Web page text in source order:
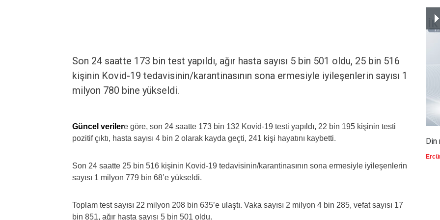
Son 24 saatte 173 bin test yapıldı, ağır hasta sayısı 5 bin 501 oldu, 25 bin 516
kişinin Kovid-19 tedavisinin/karantinasının sona ermesiyle iyileşenlerin sayısı 1
milyon 780 bine yükseldi.
Güncel verilere göre, son 24 saatte 173 bin 132 Kovid-19 testi yapıldı, 22 bin 195 kişinin testi
pozitif çıktı, hasta sayısı 4 bin 2 olarak kayda geçti, 241 kişi hayatını kaybetti.
Son 24 saatte 25 bin 516 kişinin Kovid-19 tedavisinin/karantinasının sona ermesiyle iyileşenlerin
sayısı 1 milyon 779 bin 68’e yükseldi.
Toplam test sayısı 22 milyon 208 bin 635’e ulaştı. Vaka sayısı 2 milyon 4 bin 285, vefat sayısı 17
bin 851, ağır hasta sayısı 5 bin 501 oldu.
Din